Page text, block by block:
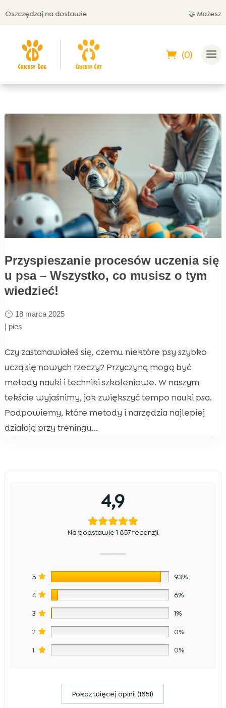
na dostawie 🤝 Możesz
(0)
Przyspieszanie procesów uczenia się
u psa – Wszystko, co musisz o tym
wiedzieć!
18 marca 2025
| pies
Czy zastanawiałeś się, czemu niektóre psy szybko
uczą się nowych rzeczy? Przyczyną mogą być
metody nauki i techniki szkoleniowe. W naszym
tekście wyjaśnimy, jak zwiększyć tempo nauki psa.
Podpowiemy, które metody i narzędzia najlepiej
działają przy treningu...
4,9
Na podstawie 1 857 recenzji
5 93%
4 6%
3 1%
2 0%
1 0%
Pokaz więcej opinii (1851)